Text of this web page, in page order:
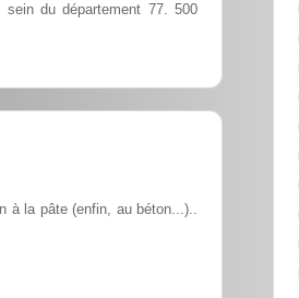
du département 77. 500
à la pâte (enfin, au béton...)..